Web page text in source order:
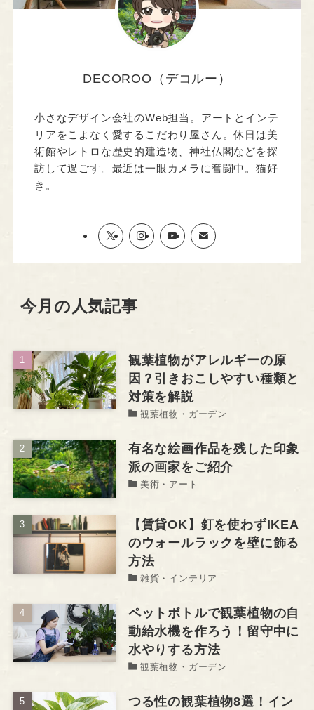
DECOROO（デコルー）
小さなデザイン会社のWeb担当。アートとインテ
リアをこよなく愛するこだわり屋さん。休日は美
術館やレトロな歴史的建造物、神社仏閣などを探
訪して過ごす。最近は一眼カメラに奮闘中。猫好
き。
今月の人気記事
観葉植物がアレルギーの原
因？引きおこしやすい種類と
対策を解説
観葉植物・ガーデン
有名な絵画作品を残した印象
派の画家をご紹介
美術・アート
【賃貸OK】釘を使わずIKEA
のウォールラックを壁に飾る
方法
雑貨・インテリア
ペットボトルで観葉植物の自
動給水機を作ろう！留守中に
水やりする方法
観葉植物・ガーデン
つる性の観葉植物8選！イン